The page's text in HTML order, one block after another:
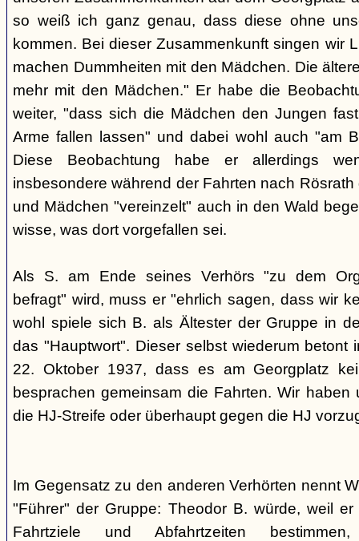
so weiß ich ganz genau, dass diese ohne
kommen. Bei dieser Zusammenkunft singen wir
machen Dummheiten mit den Mädchen. Die
mehr mit den Mädchen." Er habe die
weiter, "dass sich die Mädchen den Jungen
Arme fallen lassen" und dabei wohl auch "am
Diese Beobachtung habe er allerdings
insbesondere während der Fahrten nach
und Mädchen "vereinzelt" auch in den Wald
wisse, was dort vorgefallen sei.
Als S. am Ende seines Verhörs "zu dem
befragt" wird, muss er "ehrlich sagen, dass wir
wohl spiele sich B. als Ältester der Gruppe in
das "Hauptwort". Dieser selbst wiederum betont
22. Oktober 1937, dass es am Georgplatz
besprachen gemeinsam die Fahrten. Wir
die HJ-Streife oder überhaupt gegen die HJ
Im Gegensatz zu den anderen Verhörten nennt
"Führer" der Gruppe: Theodor B. würde, weil
Fahrtziele und Abfahrtzeiten